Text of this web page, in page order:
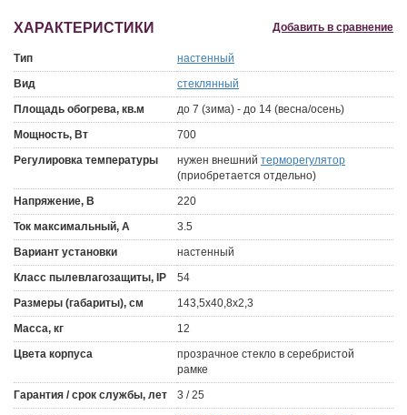
ХАРАКТЕРИСТИКИ Добавить в сравнение
Тип
настенный
Вид
стеклянный
Площадь обогрева, кв.м
до 7 (зима) - до 14 (весна/осень)
Мощность, Вт
700
Регулировка температуры
нужен внешний терморегулятор
(приобретается отдельно)
Напряжение, В
220
Ток максимальный, А
3.5
Вариант установки
настенный
Класс пылевлагозащиты, IP
54
Размеры (габариты), см
143,5x40,8x2,3
Масса, кг
12
Цвета корпуса
прозрачное стекло в серебристой
рамке
Гарантия / срок службы, лет
3 / 25